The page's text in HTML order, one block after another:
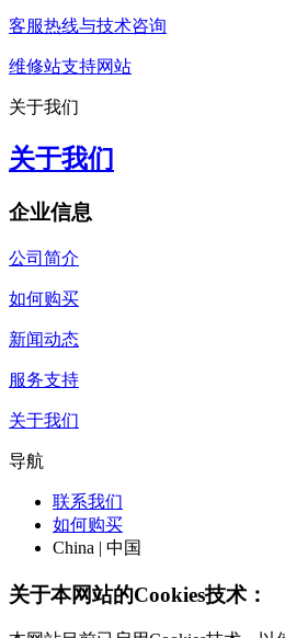
客服热线与技术咨询
维修站支持网站
关于我们
关于我们
企业信息
公司简介
如何购买
新闻动态
服务支持
关于我们
导航
联系我们
如何购买
China | 中国
关于本网站的Cookies技术：